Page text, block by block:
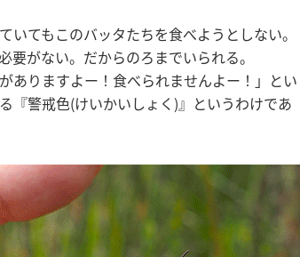
いてもこのバッタたちを食べようとしない。
がない。だからのろまでいられる。
ありますよー！食べられませんよー！」とい
『警戒色(けいかいしょく)』というわけであ